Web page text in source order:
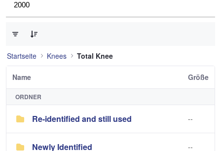
2000
Startseite Knees Total Knee
Name Größe
ORDNER
Re-identified and still used --
Newly Identified --